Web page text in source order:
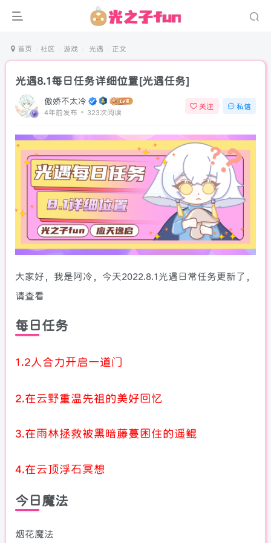
首页 社区 游戏 光遇 正文
光遇8.1每日任务详细位置[光遇任务]
傲娇不太冷
4年前发布 323次阅读
关注 私信
大家好，我是阿冷，今天2022.8.1光遇日常任务更新了，
请查看
每日任务
1.2人合力开启一道门
2.在云野重温先祖的美好回忆
3.在雨林拯救被黑暗藤蔓困住的遥鲲
4.在云顶浮石冥想
今日魔法
烟花魔法